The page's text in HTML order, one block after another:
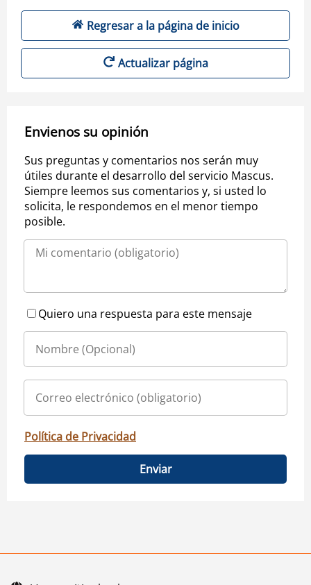
Regresar a la página de inicio
Actualizar página
Envienos su opinión
Sus preguntas y comentarios nos serán muy
útiles durante el desarrollo del servicio Mascus.
Siempre leemos sus comentarios y, si usted lo
solicita, le respondemos en el menor tiempo
posible.
Quiero una respuesta para este mensaje
Política de Privacidad
Enviar